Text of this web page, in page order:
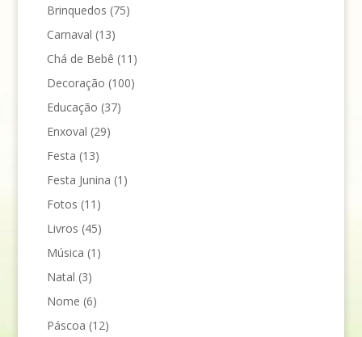
Brinquedos (75)
Carnaval (13)
Chá de Bebê (11)
Decoração (100)
Educação (37)
Enxoval (29)
Festa (13)
Festa Junina (1)
Fotos (11)
Livros (45)
Música (1)
Natal (3)
Nome (6)
Páscoa (12)